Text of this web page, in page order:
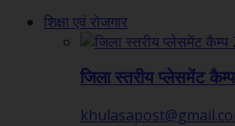
शिक्षा एवं रोजगार
जिला स्तरीय प्लेसमेंट